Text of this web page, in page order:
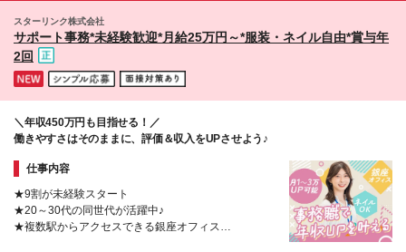
スターリンク株式会社
サポート事務*未経験歓迎*月給25万円～*服装・ネイル自由*賞与年
2回
＼年収450万円も目指せる！／
働きやすさはそのままに、評価＆収入をUPさせよう♪
仕事内容
★9割が未経験スタート
★20～30代の同世代が活躍中♪
★複数駅からアクセスできる銀座オフィス